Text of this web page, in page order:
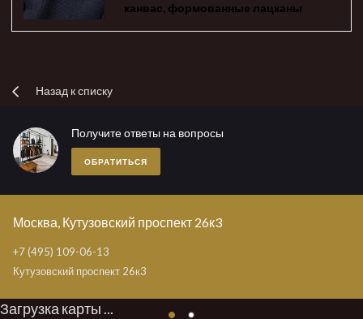
канвас, формованные лацканы
Назад к списку
Получите ответы на вопросы
ОБРАТИТЬСЯ
Москва, Кутузовский проспект 26к3
+7 (495) 109-06-13
Кутузовский проспект 26к3
Загрузка карты ...